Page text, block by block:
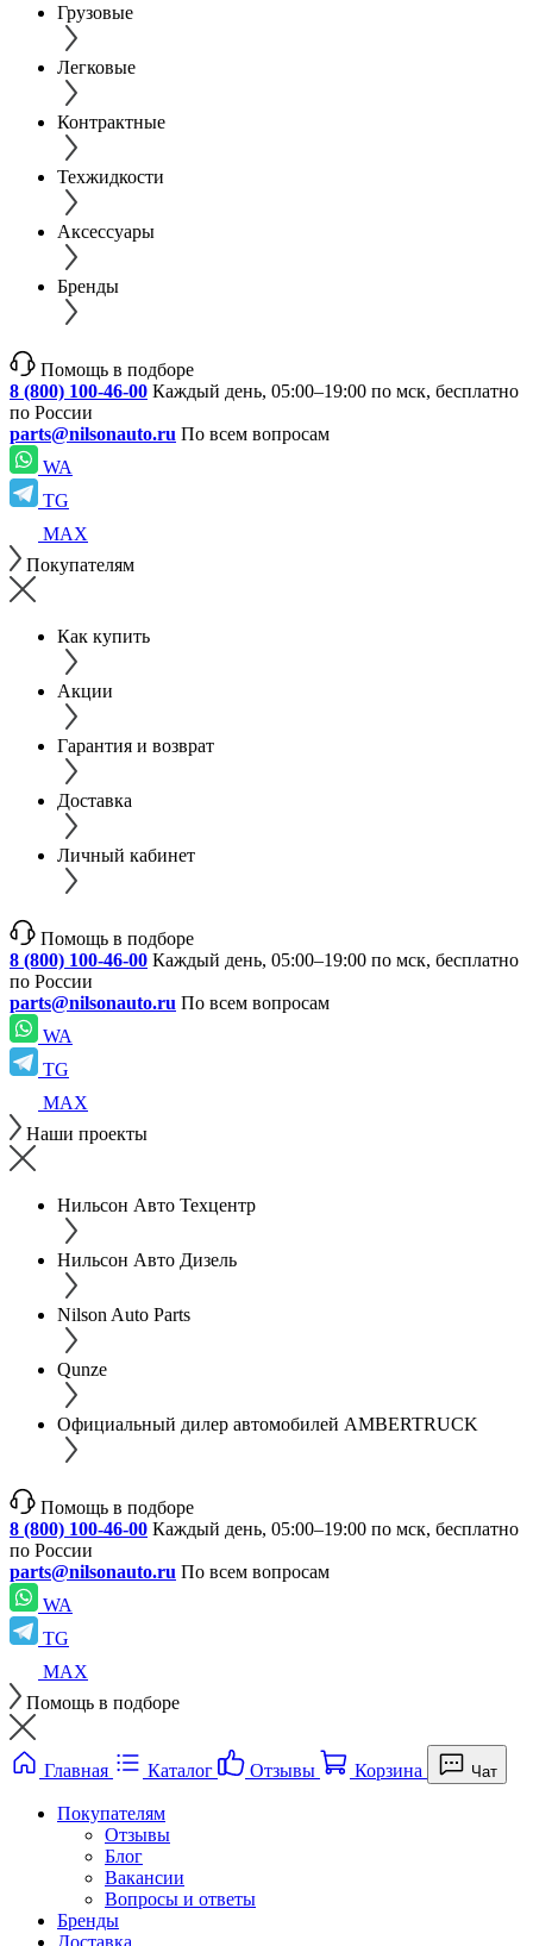
Грузовые
Легковые
Контрактные
Техжидкости
Аксессуары
Бренды
Помощь в подборе
8 (800) 100-46-00 Каждый день, 05:00–19:00 по мск, бесплатно
по России
parts@nilsonauto.ru По всем вопросам
WA
TG
MAX
Покупателям
Как купить
Акции
Гарантия и возврат
Доставка
Личный кабинет
Помощь в подборе
8 (800) 100-46-00 Каждый день, 05:00–19:00 по мск, бесплатно
по России
parts@nilsonauto.ru По всем вопросам
WA
TG
MAX
Наши проекты
Нильсон Авто Техцентр
Нильсон Авто Дизель
Nilson Auto Parts
Qunze
Официальный дилер автомобилей AMBERTRUCK
Помощь в подборе
8 (800) 100-46-00 Каждый день, 05:00–19:00 по мск, бесплатно
по России
parts@nilsonauto.ru По всем вопросам
WA
TG
MAX
Помощь в подборе
Главная Каталог Отзывы Корзина Чат
Покупателям
Отзывы
Блог
Вакансии
Вопросы и ответы
Бренды
Доставка